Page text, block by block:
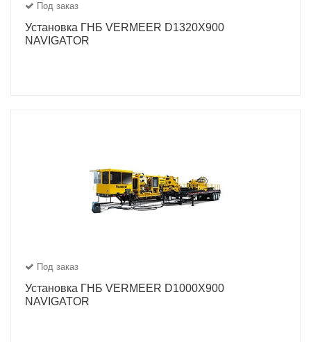
Под заказ
Установка ГНБ VERMEER D1320X900
NAVIGATOR
Под заказ
Установка ГНБ VERMEER D1000X900
NAVIGATOR